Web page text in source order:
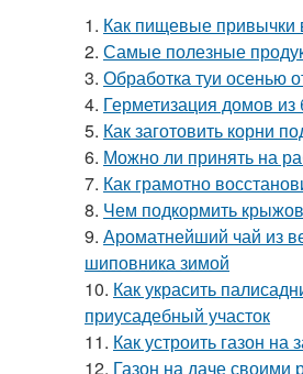
1. Как пищевые привычки
2. Самые полезные
3. Обработка туи осенью
4. Герметизация домов
5. Как заготовить корни
6. Можно ли принять на
7. Как грамотно
8. Чем подкормить
9. Ароматнейший чай из
шиповника зимой
10. Как украсить
приусадебный участок
11. Как устроить газон
12. Газон на даче своими